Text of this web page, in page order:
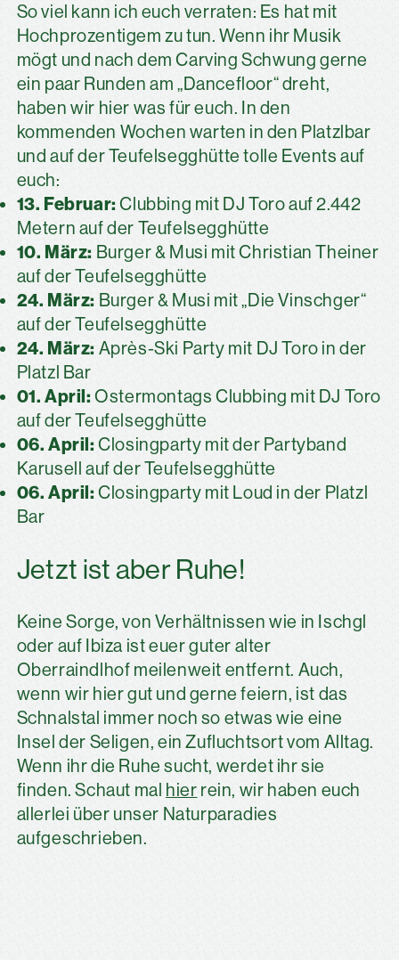
So viel kann ich euch verraten: Es hat mit
Hochprozentigem zu tun. Wenn ihr Musik
mögt und nach dem Carving Schwung gerne
ein paar Runden am „Dancefloor“ dreht,
haben wir hier was für euch. In den
kommenden Wochen warten in den Platzlbar
und auf der Teufelsegghütte tolle Events auf
euch:
13. Februar:Clubbing mit DJ Toro auf 2.442
Metern auf der Teufelsegghütte
10. März: Burger & Musi mit Christian Theiner
auf der Teufelsegghütte
24. März: Burger & Musi mit „Die Vinschger“
auf der Teufelsegghütte
24. März: Après-Ski Party mit DJ Toro in der
Platzl Bar
01. April:Ostermontags Clubbing mit DJ Toro
auf der Teufelsegghütte
06. April: Closingparty mit der Partyband
Karusell auf der Teufelsegghütte
06. April:Closingparty mit Loud in der Platzl
Bar
Jetzt ist aber Ruhe!
Keine Sorge, von Verhältnissen wie in Ischgl
oder auf Ibiza ist euer guter alter
Oberraindlhof meilenweit entfernt. Auch,
wenn wir hier gut und gerne feiern, ist das
Schnalstal immer noch so etwas wie eine
Insel der Seligen, ein Zufluchtsort vom Alltag.
Wenn ihr die Ruhe sucht, werdet ihr sie
finden. Schaut mal hier rein, wir haben euch
allerlei über unser Naturparadies
aufgeschrieben.